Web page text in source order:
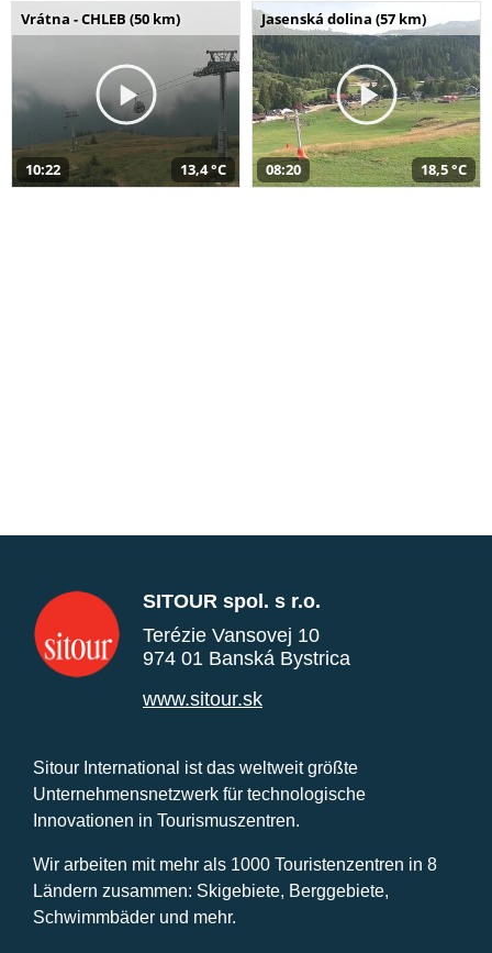
Vrátna - CHLEB (50 km)
10:22 13,4 °C
Jasenská dolina (57 km)
08:20 18,5 °C
SITOUR spol. s r.o.
Terézie Vansovej 10
974 01 Banská Bystrica
www.sitour.sk
Sitour International ist das weltweit größte
Unternehmensnetzwerk für technologische
Innovationen in Tourismuszentren.
Wir arbeiten mit mehr als 1000 Touristenzentren in 8
Ländern zusammen: Skigebiete, Berggebiete,
Schwimmbäder und mehr.